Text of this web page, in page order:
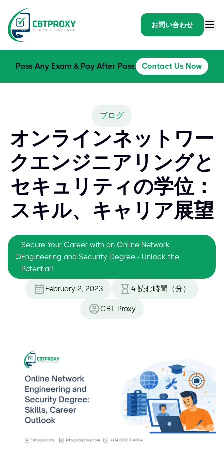
お問い合わせ
Pass Any Exam & Pay After Pass. Contact Us Now
ブログ
オンラインネットワー
クエンジニアリングと
セキュリティの学位：
スキル、キャリア展望
Secure Your Career with an Online Network
Engineering and Security Degree - Unlock the
Potential!
February 2, 2023 4 読む時間（分）
CBT Proxy